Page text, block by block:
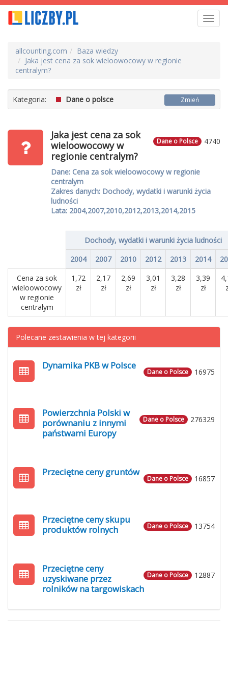
allcounting.com
Baza wiedzy
Jaka jest cena za sok wieloowocowy w regionie
centralym?
Kategoria: Dane o polsce Zmień
4740
Dane o Polsce
Jaka jest cena za sok
wieloowocowy w
regionie centralym?
Dane: Cena za sok wieloowocowy w regionie
centralym
Zakres danych: Dochody, wydatki i warunki życia
ludności
Lata: 2004,2007,2010,2012,2013,2014,2015
Dochody, wydatki i warunki życia ludności
2004
2007 2010 2012 2013 2014
Cena za sok
wieloowocowy
w regionie
centralym
1,72
zł
2,17
zł
2,69
zł
3,01
zł
3,28
zł
3,39
zł
Polecane zestawienia w tej kategorii
16975
Dane o Polsce
Dynamika PKB w Polsce
276329
Dane o Polsce
Powierzchnia Polski w
porównaniu z innymi
państwami Europy
16857
Dane o Polsce
Przeciętne ceny gruntów
13754
Dane o Polsce
Przeciętne ceny skupu
produktów rolnych
12887
Dane o Polsce
Przeciętne ceny
uzyskiwane przez
rolników na targowiskach